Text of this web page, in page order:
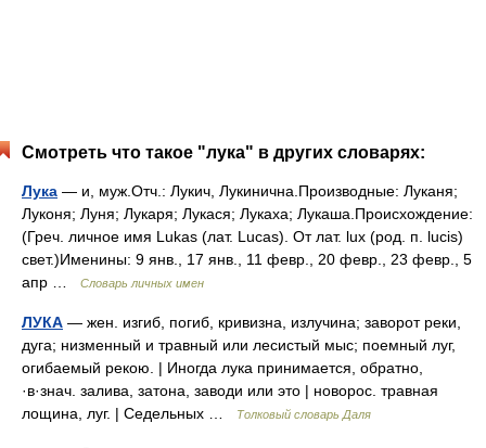
Смотреть что такое "лука" в других словарях:
Лука — и, муж.Отч.: Лукич, Лукинична.Производные: Луканя;
Луконя; Луня; Лукаря; Лукася; Лукаха; Лукаша.Происхождение:
(Греч. личное имя Lukas (лат. Lucas). От лат. lux (род. п. lucis)
свет.)Именины: 9 янв., 17 янв., 11 февр., 20 февр., 23 февр., 5
апр …
Словарь личных имен
ЛУКА — жен. изгиб, погиб, кривизна, излучина; заворот реки,
дуга; низменный и травный или лесистый мыс; поемный луг,
огибаемый рекою. | Иногда лука принимается, обратно,
·в·знач. залива, затона, заводи или это | новорос. травная
лощина, луг. | Седельных …
Толковый словарь Даля